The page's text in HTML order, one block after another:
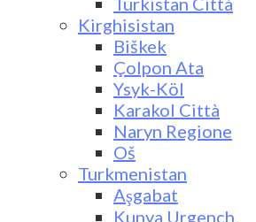
Kirghisistan
Biškek
Çolpon Ata
Ysyk-Köl
Karakol Città
Naryn Regione
Oš
Turkmenistan
Aşgabat
Kunya Urgench